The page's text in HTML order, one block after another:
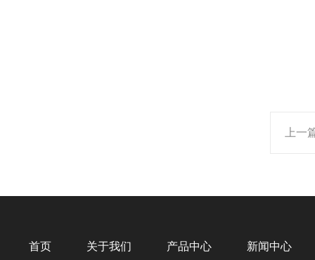
上一
首页 关于我们 产品中心 新闻中心